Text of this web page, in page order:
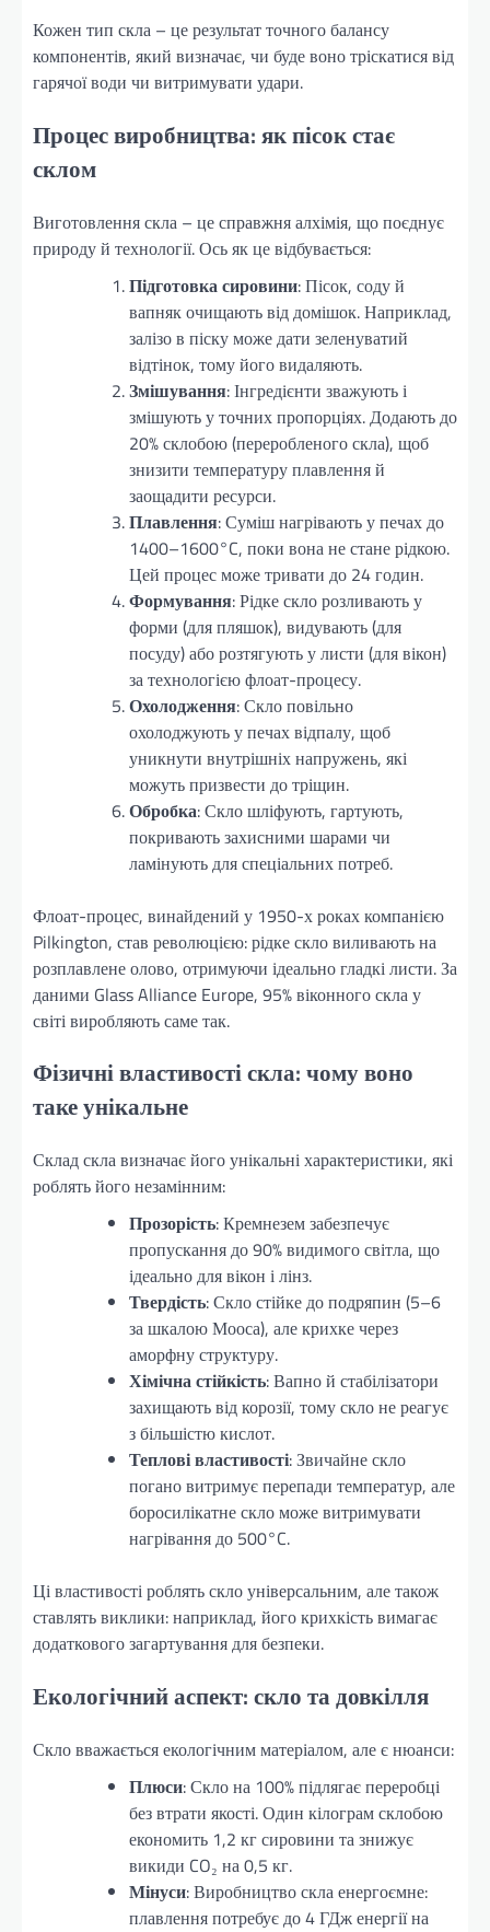
Кожен тип скла – це результат точного балансу
компонентів, який визначає, чи буде воно тріскатися від
гарячої води чи витримувати удари.
Процес виробництва: як пісок стає
склом
Виготовлення скла – це справжня алхімія, що поєднує
природу й технології. Ось як це відбувається:
Підготовка сировини: Пісок, соду й
вапняк очищають від домішок. Наприклад,
залізо в піску може дати зеленуватий
відтінок, тому його видаляють.
Змішування: Інгредієнти зважують і
змішують у точних пропорціях. Додають до
20% склобою (переробленого скла), щоб
знизити температуру плавлення й
заощадити ресурси.
Плавлення: Суміш нагрівають у печах до
1400–1600°C, поки вона не стане рідкою.
Цей процес може тривати до 24 годин.
Формування: Рідке скло розливають у
форми (для пляшок), видувають (для
посуду) або розтягують у листи (для вікон)
за технологією флоат-процесу.
Охолодження: Скло повільно
охолоджують у печах відпалу, щоб
уникнути внутрішніх напружень, які
можуть призвести до тріщин.
Обробка: Скло шліфують, гартують,
покривають захисними шарами чи
ламінують для спеціальних потреб.
Флоат-процес, винайдений у 1950-х роках компанією
Pilkington, став революцією: рідке скло виливають на
розплавлене олово, отримуючи ідеально гладкі листи. За
даними Glass Alliance Europe, 95% віконного скла у
світі виробляють саме так.
Фізичні властивості скла: чому воно
таке унікальне
Склад скла визначає його унікальні характеристики, які
роблять його незамінним:
Прозорість: Кремнезем забезпечує
пропускання до 90% видимого світла, що
ідеально для вікон і лінз.
Твердість: Скло стійке до подряпин (5–6
за шкалою Мооса), але крихке через
аморфну структуру.
Хімічна стійкість: Вапно й стабілізатори
захищають від корозії, тому скло не реагує
з більшістю кислот.
Теплові властивості: Звичайне скло
погано витримує перепади температур, але
боросилікатне скло може витримувати
нагрівання до 500°C.
Ці властивості роблять скло універсальним, але також
ставлять виклики: наприклад, його крихкість вимагає
додаткового загартування для безпеки.
Екологічний аспект: скло та довкілля
Скло вважається екологічним матеріалом, але є нюанси:
Плюси: Скло на 100% підлягає переробці
без втрати якості. Один кілограм склобою
економить 1,2 кг сировини та знижує
викиди CO₂ на 0,5 кг.
Мінуси: Виробництво скла енергоємне:
плавлення потребує до 4 ГДж енергії на